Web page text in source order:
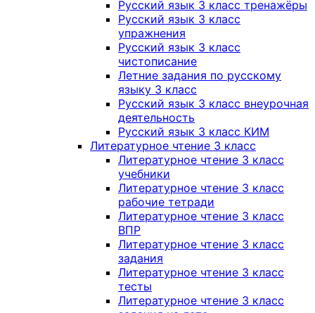
Русский язык 3 класс тренажёры
Русский язык 3 класс
упражнения
Русский язык 3 класс
чистописание
Летние задания по русскому
языку 3 класс
Русский язык 3 класс внеурочная
деятельность
Русский язык 3 класс КИМ
Литературное чтение 3 класс
Литературное чтение 3 класс
учебники
Литературное чтение 3 класс
рабочие тетради
Литературное чтение 3 класс
ВПР
Литературное чтение 3 класс
задания
Литературное чтение 3 класс
тесты
Литературное чтение 3 класс